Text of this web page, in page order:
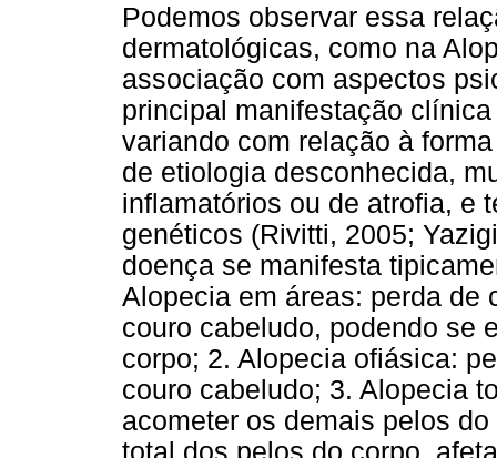
Podemos observar essa
dermatológicas, como na
associação com aspectos
principal manifestação
variando com relação à
de etiologia desconhecida,
inflamatórios ou de atrofia, e
genéticos (Rivitti, 2005;
doença se manifesta
Alopecia em áreas: perda de
couro cabeludo, podendo se
corpo; 2. Alopecia ofiásica:
couro cabeludo; 3. Alopecia
acometer os demais pelos
total dos pelos do corpo,